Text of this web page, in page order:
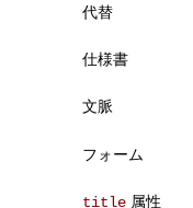
代替
仕様書
文脈
フォーム
title属性